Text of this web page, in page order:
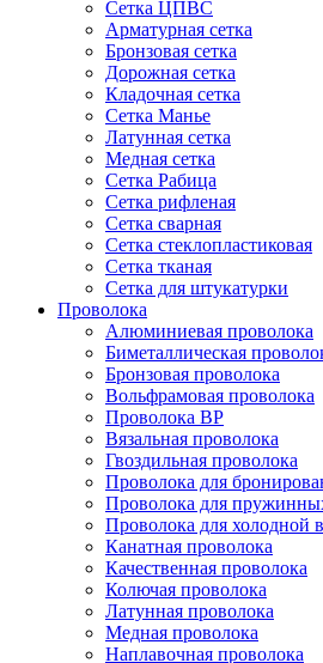
Сетка ЦПВС
Арматурная сетка
Бронзовая сетка
Дорожная сетка
Кладочная сетка
Сетка Манье
Латунная сетка
Медная сетка
Сетка Рабица
Сетка рифленая
Сетка сварная
Сетка стеклопластиковая
Сетка тканая
Сетка для штукатурки
Проволока
Алюминиевая проволока
Биметаллическая
Бронзовая проволока
Вольфрамовая проволока
Проволока ВР
Вязальная проволока
Гвоздильная проволока
Проволока для
Проволока для
Проволока для холодной
Канатная проволока
Качественная проволока
Колючая проволока
Латунная проволока
Медная проволока
Наплавочная проволока